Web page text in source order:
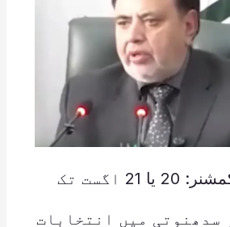
چیف الیکشن کمشنر: 20 یا 21 اگست تک
سدھنوتی میں انتخابات